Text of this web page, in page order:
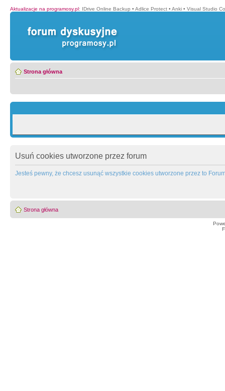
Aktualizacje na programosy.pl: IDrive Online Backup • Adlice Protect • Anki • Visual Studio
Strona główna
Usuń cookies utworzone przez forum
Jesteś pewny, że chcesz usunąć wszystkie cookies utworzone przez to
Strona główna